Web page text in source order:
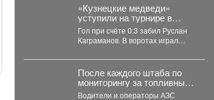
«Кузнецкие медведи»
уступили на турнире в
Омске челябинцам.
Гол при счёте 0:3 забил Руслан
Каграманов. В воротах играл
шайба была...
После каждого штаба по
мониторингу за топливным
рынком я на местах
Водители и операторы АЗС